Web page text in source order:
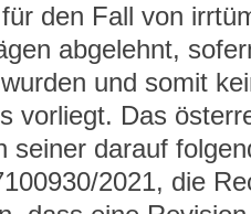
den Fall von
abgelehnt,
und somit
vorliegt. Das
seiner darauf
2021, die